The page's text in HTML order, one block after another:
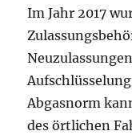
Im Jahr 2017
Abgasnorm
des örtlichen